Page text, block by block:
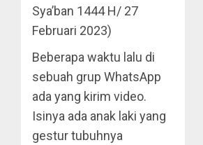
Sya’ban 1444 H/ 27
Februari 2023)
Beberapa waktu lalu di
sebuah grup WhatsApp
ada yang kirim video.
Isinya ada anak laki yang
gestur tubuhnya